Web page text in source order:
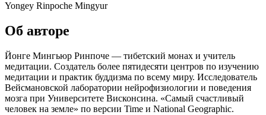
Yongey Rinpoche Mingyur
Об авторе
Йонге Мингьюр Ринпоче — тибетский монах и учитель
медитации. Создатель более пятидесяти центров по изучению
медитации и практик буддизма по всему миру. Исследователь
Вейсмановской лаборатории нейрофизиологии и поведения
мозга при Университете Висконсина. «Самый счастливый
человек на земле» по версии Time и National Geographic.